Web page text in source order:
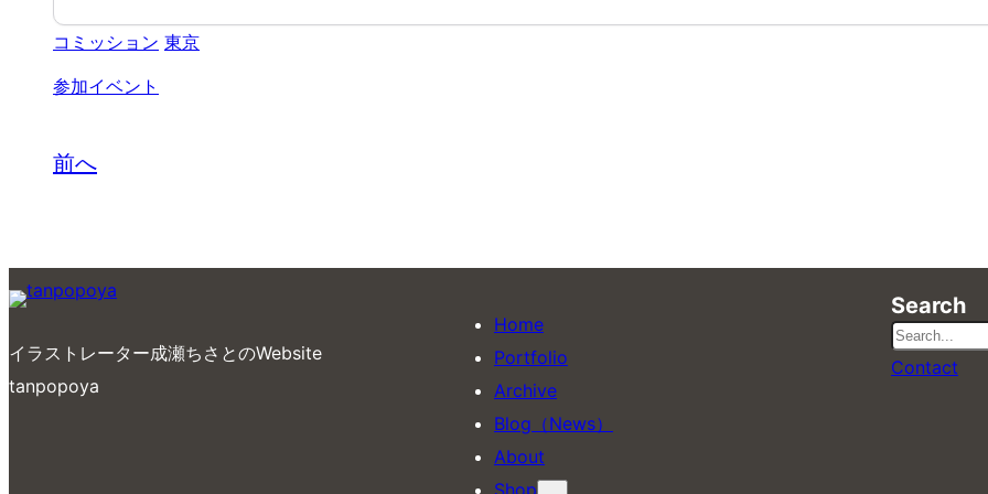
コミッション 東京
参加イベント
前へ
イラストレーター成瀬ちさとのWebsite
tanpopoya
Home
Portfolio
Archive
Blog（News）
About
Search
検
索
Contact